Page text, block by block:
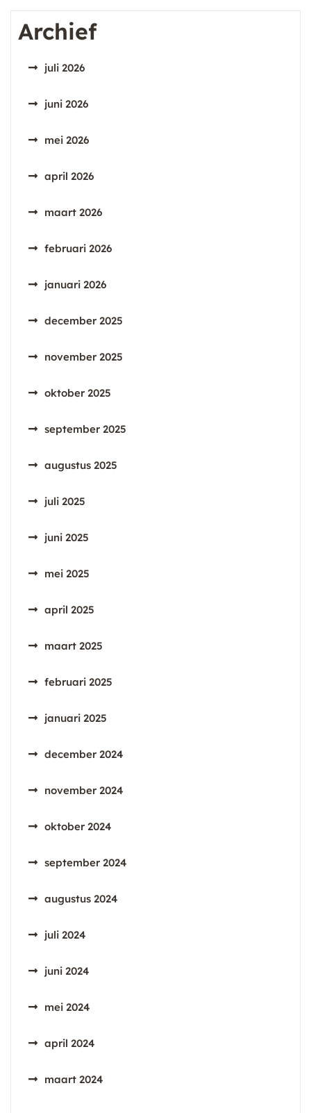
Archief
juli 2026
juni 2026
mei 2026
april 2026
maart 2026
februari 2026
januari 2026
december 2025
november 2025
oktober 2025
september 2025
augustus 2025
juli 2025
juni 2025
mei 2025
april 2025
maart 2025
februari 2025
januari 2025
december 2024
november 2024
oktober 2024
september 2024
augustus 2024
juli 2024
juni 2024
mei 2024
april 2024
maart 2024